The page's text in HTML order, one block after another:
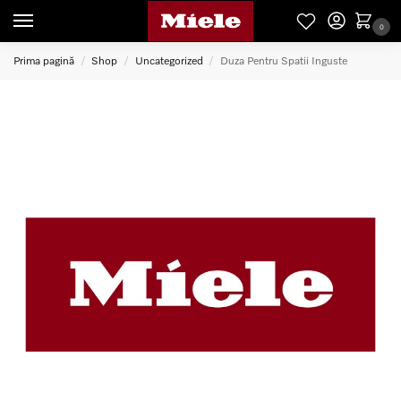
0
Prima pagină / Shop / Uncategorized / Duza Pentru Spatii Inguste